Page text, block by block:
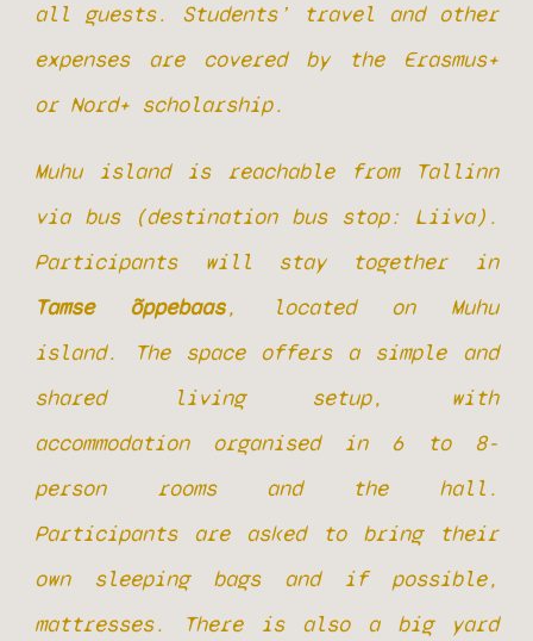
all guests. Students’ travel and other
expenses are covered by the Erasmus+
or Nord+ scholarship.
Muhu island is reachable from Tallinn
via bus (destination bus stop: Liiva).
Participants will stay together in
Tamse õppebaas, located on Muhu
island. The space offers a simple and
shared living setup, with
accommodation organised in 6 to 8-
person rooms and the hall.
Participants are asked to bring their
own sleeping bags and if possible,
mattresses. There is also a big yard